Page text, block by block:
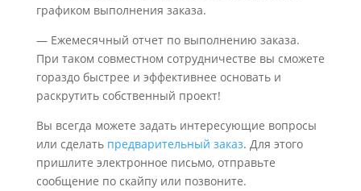
графиком выполнения заказа.
— Ежемесячный отчет по выполнению заказа.
При таком совместном сотрудничестве вы сможете
гораздо быстрее и эффективнее основать и
раскрутить собственный проект!
Вы всегда можете задать интересующие вопросы
или сделать предварительный заказ. Для этого
пришлите электронное письмо, отправьте
сообщение по скайпу или позвоните.